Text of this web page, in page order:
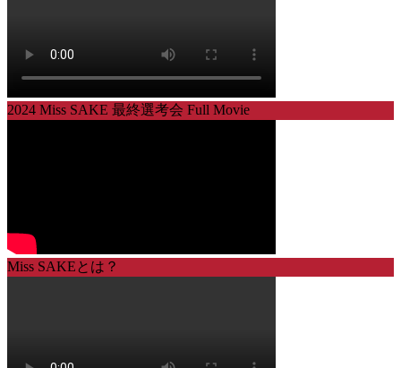
2024 Miss SAKE 最終選考会 Full Movie
Miss SAKEとは？